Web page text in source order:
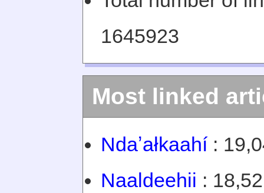
1645923
Most linked
Ndaʼałkaahí:
Naaldeehii :